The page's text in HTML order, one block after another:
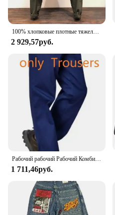
2 929,57руб.
Рабочий рабочий Рабочий Комбинезон, сварочный костюм для авто, ремонтников, мастерских, механических работ, брюки, Сварочная одежда, комбинезон, спецодежда
1 711,46руб.